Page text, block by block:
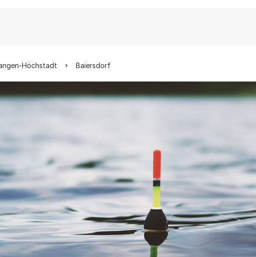
Höchstadt Baiersdorf